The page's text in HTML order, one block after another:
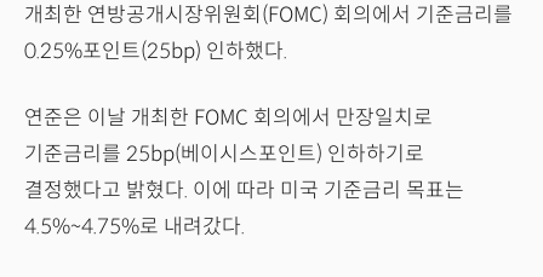
개최한 연방공개시장위원회(FOMC) 회의에서 기준금리를
0.25%포인트(25bp) 인하했다.
연준은 이날 개최한 FOMC 회의에서 만장일치로
기준금리를 25bp(베이시스포인트) 인하하기로
결정했다고 밝혔다. 이에 따라 미국 기준금리 목표는
4.5%~4.75%로 내려갔다.